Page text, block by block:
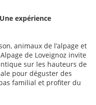
expérience
animaux de l’alpage et
de Loveignoz invite
sur les hauteurs de
pour déguster des
familial et profiter du